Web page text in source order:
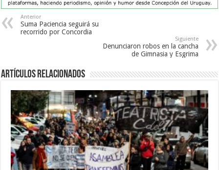
Anterior
Suma Paciencia seguirá su
recorrido por Concordia
Siguiente
Denunciaron robos en la cancha
de Gimnasia y Esgrima
Artículos Relacionados